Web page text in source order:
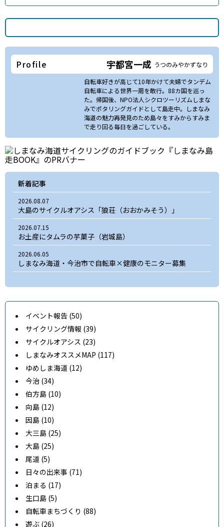
Profile 宇都宮一成 うつのみやかずなり
自転車好きが高じて10年かけて夫婦でタンデム
自転車による世界一周を敢行。88カ国を巡っ
た。帰国後、NPO法人シクロツーリズムしまな
みでポタリングガイドとして島走中。しまなみ
海道の魅力再発見のため島々をすみからすみま
で走り回る毎日を過ごしている。
新着記事
2026.08.07
大島のサイクルオアシス「狼荘（おおかみそう）」
2026.07.15
お土産にタムラの芋菓子（岩城島）
2026.06.05
しまなみ海道・今治市で自転車×健康のモニター募集
イベント報告 (50)
サイクリング情報 (39)
サイクルオアシス (23)
しまなみオススメMAP (117)
ゆめしま海道 (12)
今治 (34)
伯方島 (10)
向島 (12)
因島 (10)
大三島 (25)
大島 (25)
尾道 (5)
日々の出来事 (71)
泊まる (17)
生口島 (5)
自転車まちづくり (88)
遊ぶ (26)